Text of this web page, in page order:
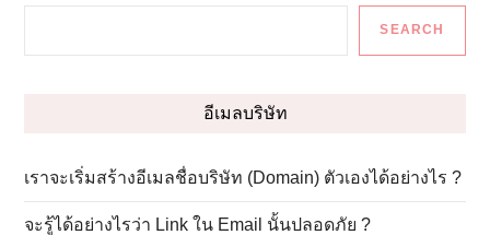
SEARCH
อีเมลบริษัท
เราจะเริ่มสร้างอีเมลชื่อบริษัท (Domain) ตัวเองได้อย่างไร ?
จะรู้ได้อย่างไรว่า Link ใน Email นั้นปลอดภัย ?